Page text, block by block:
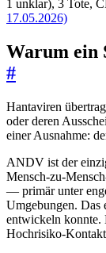
1 unklar), 3 Tote,
17.05.2026)
Warum ein
#
Hantaviren
oder deren
einer Ausnahme:
ANDV ist der
Mensch-zu-
— primär unter
Umgebungen. Das
entwickeln konnte.
Hochrisiko-